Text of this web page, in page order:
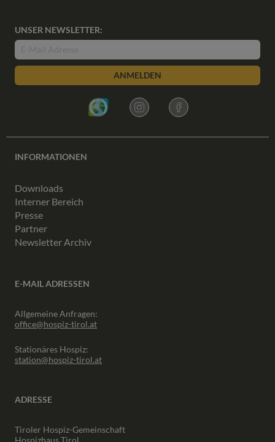
UNSER NEWSLETTER:
ANMELDEN
INFORMATIONEN
Downloads
Interner Bereich
Presse
Partner
Newsletter Archiv
E-MAIL ADRESSEN
Allgemeine Anfragen:
office@hospiz-tirol.at
Stationäres Hospiz:
station@hospiz-tirol.at
ADRESSE
Tiroler Hospiz-Gemeinschaft
Hospizhaus Tirol